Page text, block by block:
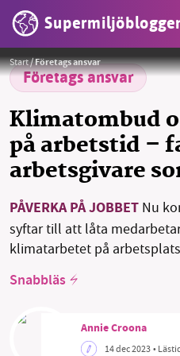
HEM
OMRÅDEN
MILJÖFAKTA
Sök
Start/Företags ansvar
Företags ansvar
Klimatombud
på arbetstid –
arbetsgivare
PÅVERKA PÅ JOBBET Nu
syftar till att låta
klimatarbetet på
Snabbläs
Annie Croona
14 dec 2023•